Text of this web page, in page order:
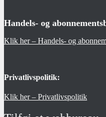
Handels- og
Klik her – Handels- og
Privatlivspolitik:
Klik her – Privatlivspolitik